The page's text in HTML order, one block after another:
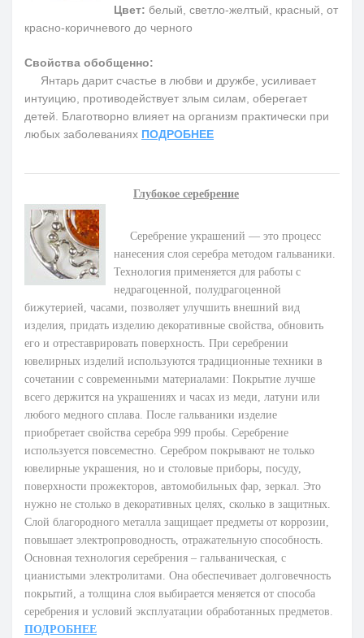
Цвет: белый, светло-желтый, красный, от
красно-коричневого до черного
Свойства обобщенно:
Янтарь дарит счастье в любви и дружбе, усиливает
интуицию, противодействует злым силам, оберегает
детей. Благотворно влияет на организм практически при
любых заболеваниях ПОДРОБНЕЕ
Глубокое серебрение
Серебрение украшений — это процесс
нанесения слоя серебра методом гальваники.
Технология применяется для работы с
недрагоценной, полудрагоценной
бижутерией, часами, позволяет улучшить внешний вид
изделия, придать изделию декоративные свойства, обновить
его и отреставрировать поверхность. При серебрении
ювелирных изделий используются традиционные техники в
сочетании с современными материалами: Покрытие лучше
всего держится на украшениях и часах из меди, латуни или
любого медного сплава. После гальваники изделие
приобретает свойства серебра 999 пробы. Серебрение
используется повсеместно. Серебром покрывают не только
ювелирные украшения, но и столовые приборы, посуду,
поверхности прожекторов, автомобильных фар, зеркал. Это
нужно не столько в декоративных целях, сколько в защитных.
Слой благородного металла защищает предметы от коррозии,
повышает электропроводность, отражательную способность.
Основная технология серебрения – гальваническая, с
цианистыми электролитами. Она обеспечивает долговечность
покрытий, а толщина слоя выбирается меняется от способа
серебрения и условий эксплуатации обработанных предметов.
ПОДРОБНЕЕ